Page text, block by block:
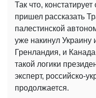
Так что,
пришел рассказать
палестинской
уже накинул Украину
Гренландия, и
такой логики
эксперт, российско-
продолжается.